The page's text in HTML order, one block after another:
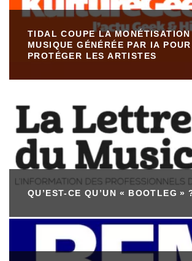
TIDAL COUPE LA
MUSIQUE GÉNÉRÉE PAR IA POUR
PROTÉGER LES ARTISTES
QU’EST-CE QU’UN « BOOTLEG »